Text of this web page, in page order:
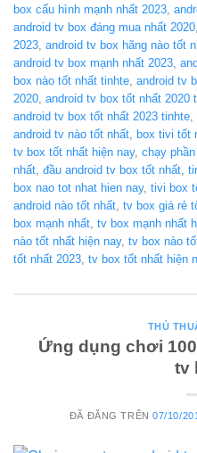
box cấu hình mạnh nhất 2023,
android tv box đáng mua nhất 2020,
2023, android tv box hãng nào tốt
android tv box mạnh nhất 2023,
box nào tốt nhất tinhte, android tv
2020, android tv box tốt nhất 2020
android tv box tốt nhất 2023 tinhte,
android tv nào tốt nhất, box tivi tốt
tv box tốt nhất hiện nay, chạy
nhất, đầu android tv box tốt nhất,
box nao tot nhat hien nay, tivi box
android nào tốt nhất, tv box giá rẻ
box mạnh nhất, tv box mạnh nhất
nào tốt nhất hiện nay, tv box nào
tốt nhất 2023, tv box tốt nhất hiện
THỦ
Ứng dụng chơi
tv
ĐÃ ĐĂNG TRÊN07/10/